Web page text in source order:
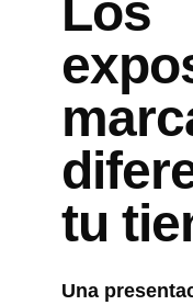
Los
tu
Una